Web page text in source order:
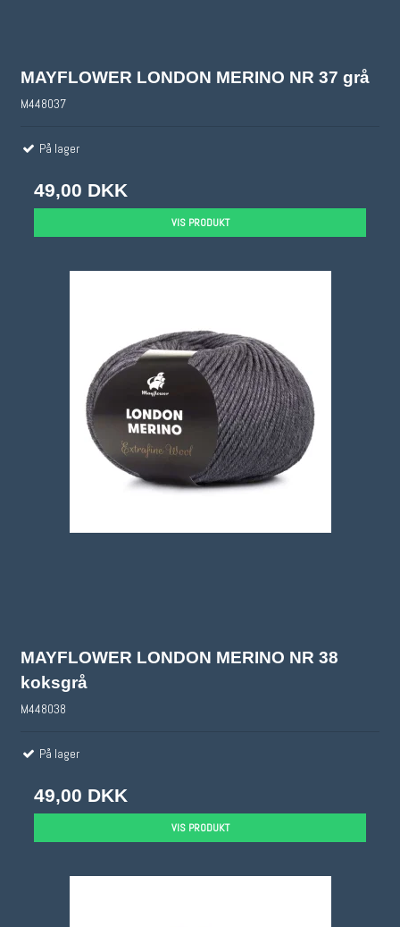
MAYFLOWER LONDON MERINO NR 37 grå
M448037
På lager
49,00 DKK
VIS PRODUKT
MAYFLOWER LONDON MERINO NR 38
koksgrå
M448038
På lager
49,00 DKK
VIS PRODUKT